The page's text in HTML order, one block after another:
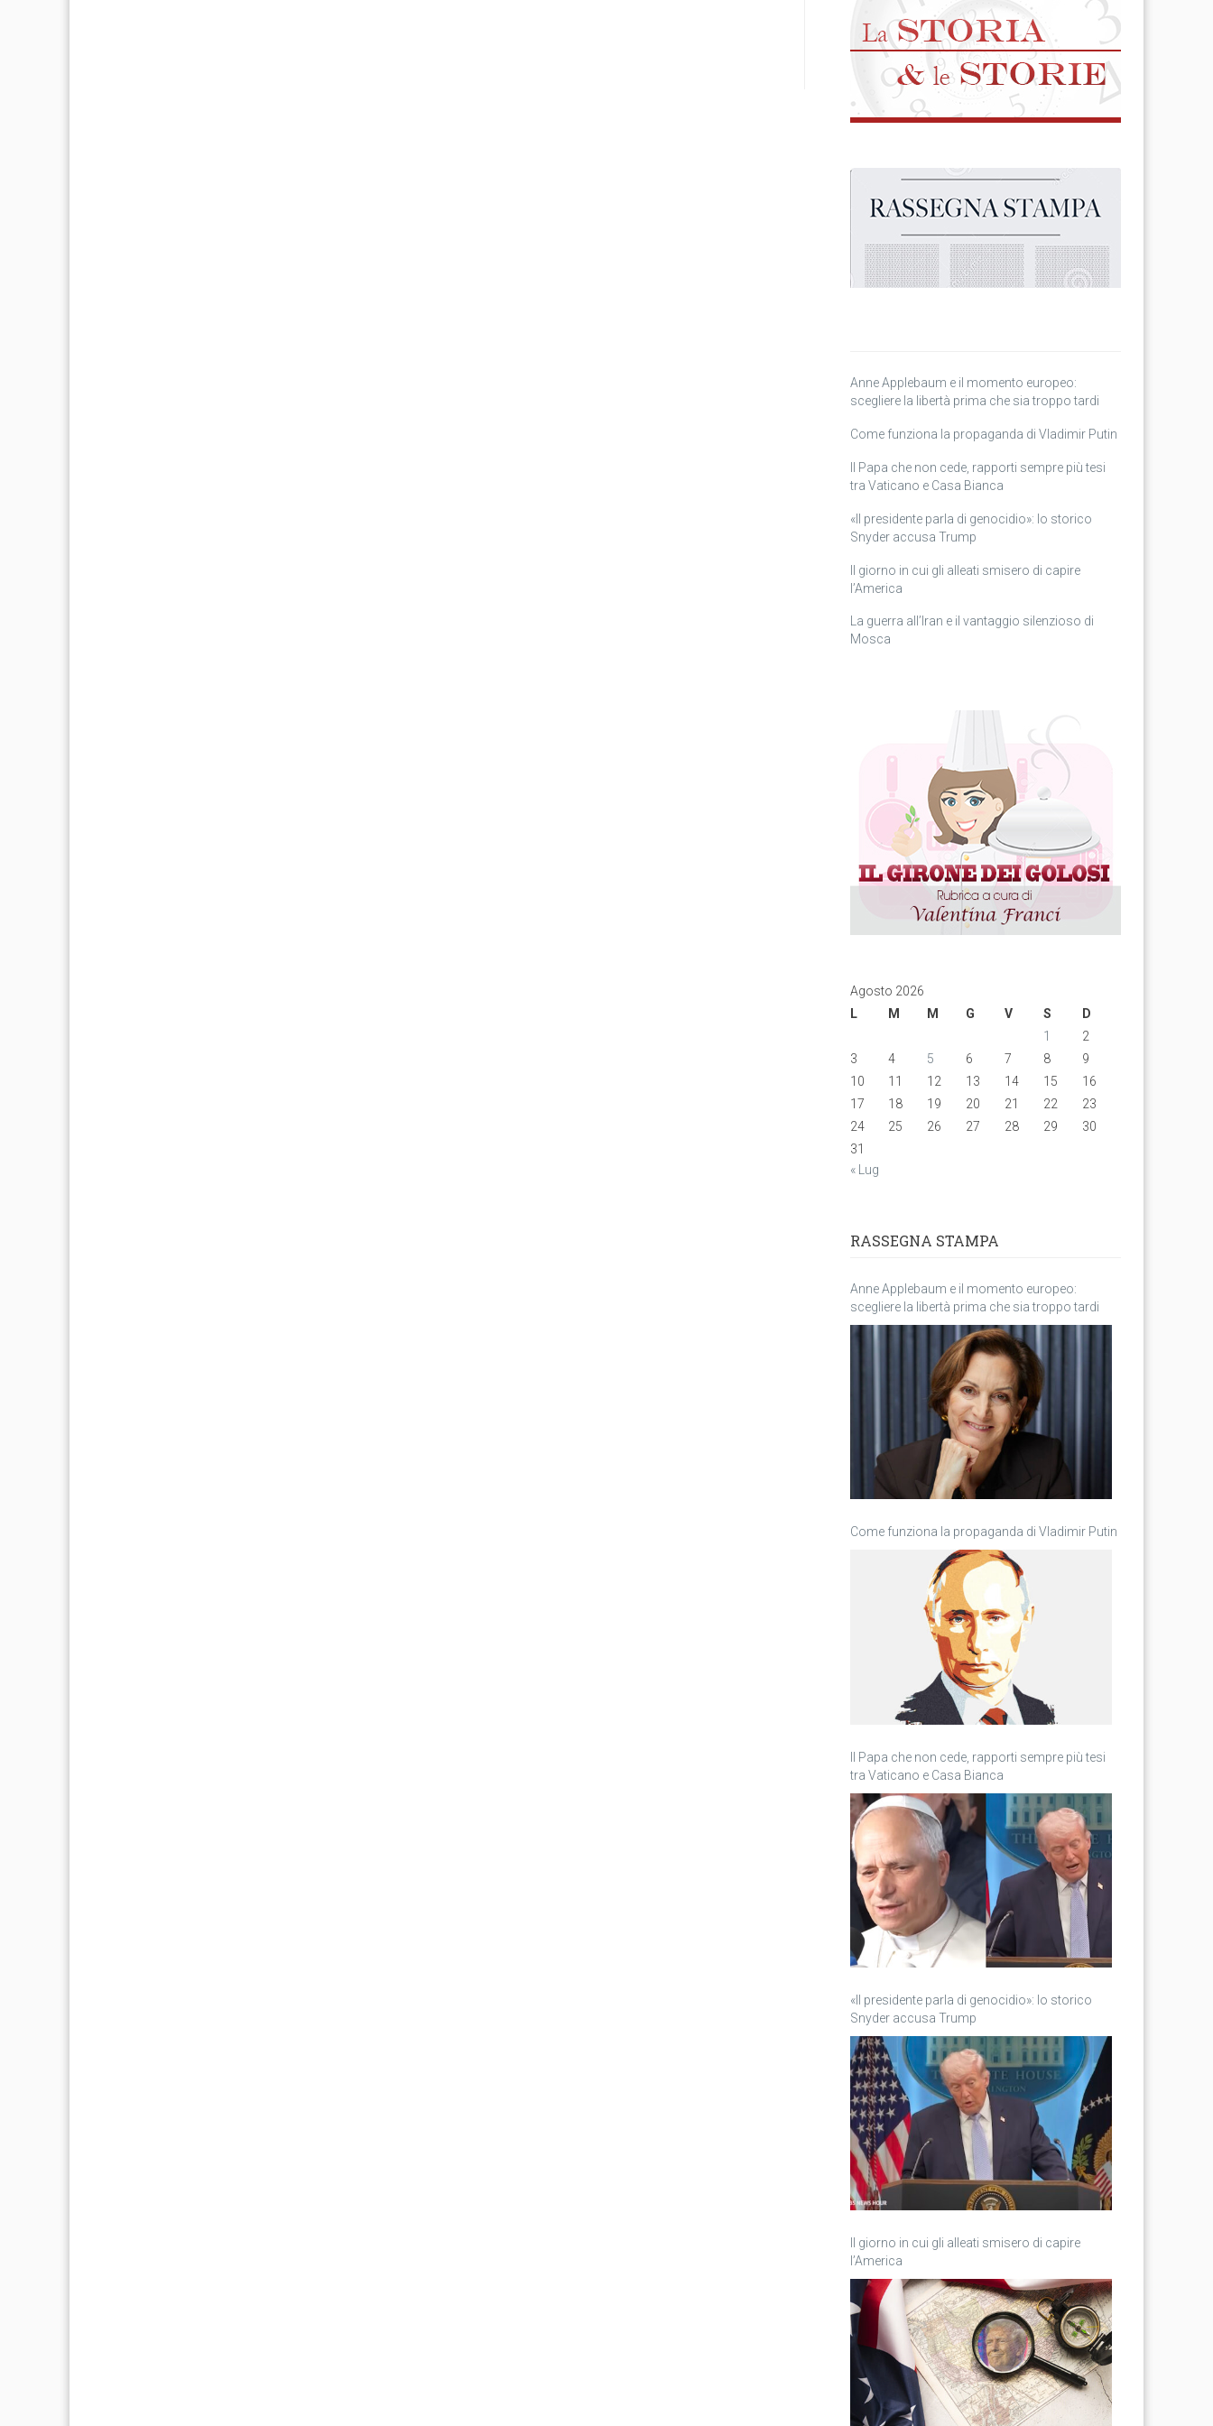
Anne Applebaum e il momento europeo:
scegliere la libertà prima che sia troppo tardi
Come funziona la propaganda di Vladimir Putin
Il Papa che non cede, rapporti sempre più tesi
tra Vaticano e Casa Bianca
«Il presidente parla di genocidio»: lo storico
Snyder accusa Trump
Il giorno in cui gli alleati smisero di capire
l’America
La guerra all’Iran e il vantaggio silenzioso di
Mosca
Agosto 2026
L
M M G V S
D
1
2
3
4 5 6 7 8
9
10
11 12 13 14 15
16
17
18 19 20 21 22
23
24
25 26 27 28 29
30
31
« Lug
RASSEGNA STAMPA
Anne Applebaum e il momento europeo:
scegliere la libertà prima che sia troppo tardi
Come funziona la propaganda di Vladimir Putin
Il Papa che non cede, rapporti sempre più tesi
tra Vaticano e Casa Bianca
«Il presidente parla di genocidio»: lo storico
Snyder accusa Trump
Il giorno in cui gli alleati smisero di capire
l’America